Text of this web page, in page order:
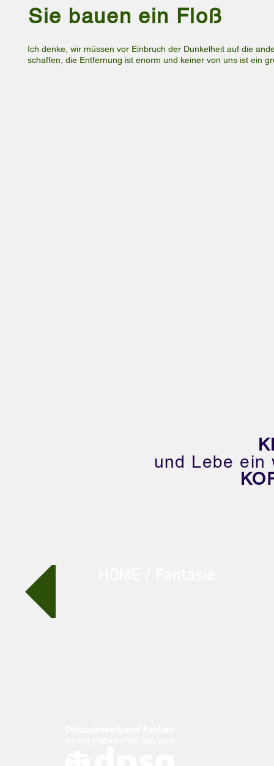
Sie bauen ein Floß
Ich denke, wir müssen vor Einbruch der Dunkelheit auf die
schaffen, die Entfernung ist enorm und keiner von uns ist ein
und Lebe ein